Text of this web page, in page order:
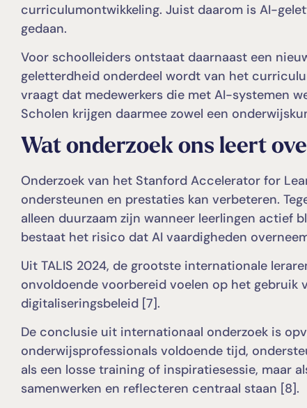
curriculumontwikkeling. Juist daarom is AI-
gedaan.
Voor schoolleiders ontstaat daarnaast een
geletterdheid onderdeel wordt van het
vraagt dat medewerkers die met AI-systemen
Scholen krijgen daarmee zowel een
Wat onderzoek ons leert
Onderzoek van het Stanford Accelerator for
ondersteunen en prestaties kan verbeteren.
alleen duurzaam zijn wanneer leerlingen actief
bestaat het risico dat AI vaardigheden
Uit TALIS 2024, de grootste internationale
onvoldoende voorbereid voelen op het gebruik
digitaliseringsbeleid [7].
De conclusie uit internationaal onderzoek is
onderwijsprofessionals voldoende tijd,
als een losse training of inspiratiesessie, maar
samenwerken en reflecteren centraal staan [8].